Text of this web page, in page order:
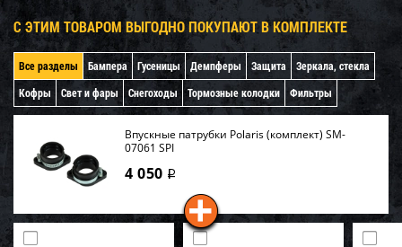
С ЭТИМ ТОВАРОМ ВЫГОДНО ПОКУПАЮТ В КОМПЛЕКТЕ
Все разделы Бампера Гусеницы Демпферы Защита
Зеркала, стекла
Кофры
Свет и фары Снегоходы Тормозные колодки Фильтры
Впускные патрубки Polaris (комплект) SM-
07061 SPI
4 050 i